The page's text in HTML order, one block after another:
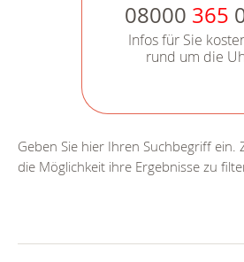
08000 365
Infos für Sie
rund um die
Geben Sie hier Ihren Suchbegriff ein.
die Möglichkeit ihre Ergebnisse zu